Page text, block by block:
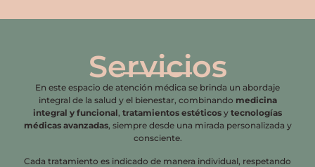
Servicios
En este espacio de atención médica se brinda un abordaje
integral de la salud y el bienestar, combinando medicina
integral y funcional, tratamientos estéticos y tecnologías
médicas avanzadas, siempre desde una mirada personalizada y
consciente.
Cada tratamiento es indicado de manera individual, respetando